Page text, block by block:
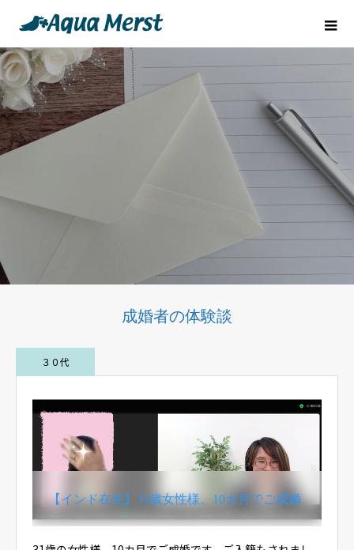
成婚者の体験談
３０代
【インド在住】31歳女性様、10カ月でご成婚